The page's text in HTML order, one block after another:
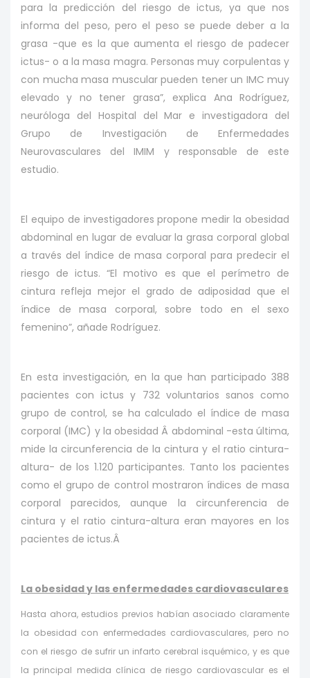
para la predicción del riesgo de ictus, ya que nos
informa del peso, pero el peso se puede deber a la
grasa -que es la que aumenta el riesgo de padecer
ictus- o a la masa magra. Personas muy corpulentas y
con mucha masa muscular pueden tener un IMC muy
elevado y no tener grasa”, explica Ana Rodríguez,
neuróloga del Hospital del Mar e investigadora del
Grupo de Investigación de Enfermedades
Neurovasculares del IMIM y responsable de este
estudio.
El equipo de investigadores propone medir la obesidad
abdominal en lugar de evaluar la grasa corporal global
a través del índice de masa corporal para predecir el
riesgo de ictus. “El motivo es que el perímetro de
cintura refleja mejor el grado de adiposidad que el
índice de masa corporal, sobre todo en el sexo
femenino”, añade Rodríguez.
En esta investigación, en la que han participado 388
pacientes con ictus y 732 voluntarios sanos como
grupo de control, se ha calculado el índice de masa
corporal (IMC) y la obesidad Â abdominal -esta última,
mide la circunferencia de la cintura y el ratio cintura-
altura- de los 1.120 participantes. Tanto los pacientes
como el grupo de control mostraron índices de masa
corporal parecidos, aunque la circunferencia de
cintura y el ratio cintura-altura eran mayores en los
pacientes de ictus.Â
La obesidad y las enfermedades cardiovasculares
Hasta ahora, estudios previos habían asociado claramente
la obesidad con enfermedades cardiovasculares, pero no
con el riesgo de sufrir un infarto cerebral isquémico, y es que
la principal medida clínica de riesgo cardiovascular es el